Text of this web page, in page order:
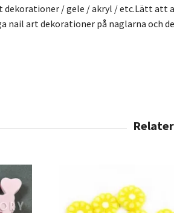
/ gele / akryl / etc.Lätt att
nail art dekorationer på naglarna och